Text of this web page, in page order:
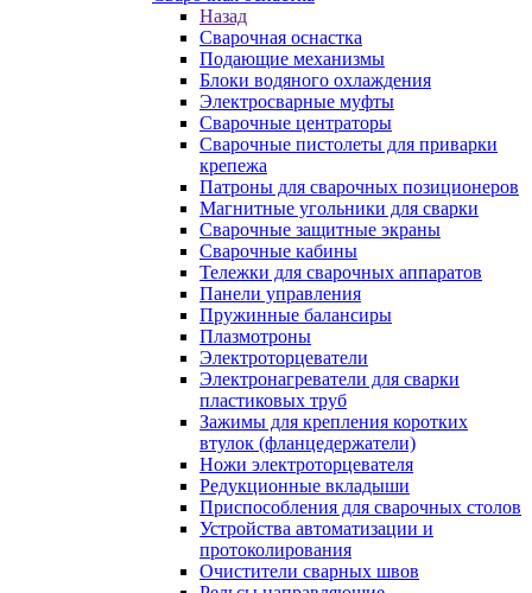
Назад
Сварочная оснастка
Подающие механизмы
Блоки водяного охлаждения
Электросварные муфты
Сварочные центраторы
Сварочные пистолеты для приварки
крепежа
Патроны для сварочных позиционеров
Магнитные угольники для сварки
Сварочные защитные экраны
Сварочные кабины
Тележки для сварочных аппаратов
Панели управления
Пружинные балансиры
Плазмотроны
Электроторцеватели
Электронагреватели для сварки
пластиковых труб
Зажимы для крепления коротких
втулок (фланцедержатели)
Ножи электроторцевателя
Редукционные вкладыши
Приспособления для сварочных столов
Устройства автоматизации и
протоколирования
Очистители сварных швов